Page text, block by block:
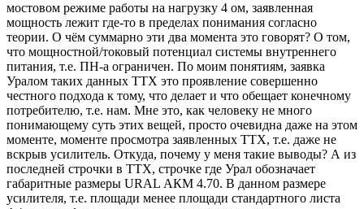
мостовом режиме работы на нагрузку 4 ом, заявленная
мощность лежит где-то в пределах понимания согласно
теории. О чём суммарно эти два момента это говорят? О том,
что мощностной/токовый потенциал системы внутреннего
питания, т.е. ПН-а ограничен. По моим понятиям, заявка
Уралом таких данных ТТХ это проявление совершенно
честного подхода к тому, что делает и что обещает конечному
потребителю, т.е. нам. Мне это, как человеку не много
понимающему суть этих вещей, просто очевидна даже на этом
моменте, моменте просмотра заявленных ТТХ, т.е. даже не
вскрыв усилитель. Откуда, почему у меня такие выводы? А из
последней строчки в ТТХ, строчке где Урал обозначает
габаритные размеры URAL АКM 4.70. В данном размере
усилителя, т.е. площади менее площади стандартного листа